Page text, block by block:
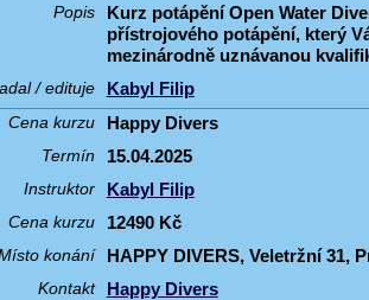
Popis
Kurz potápění Open Water
přístrojového potápění, který
mezinárodně uznávanou
/ edituje Kabyl Filip
Cena kurzu Happy Divers
Termín 15.04.2025
Instruktor Kabyl Filip
Cena kurzu 12490 Kč
konání HAPPY DIVERS, Veletržní 31,
Kontakt Happy Divers